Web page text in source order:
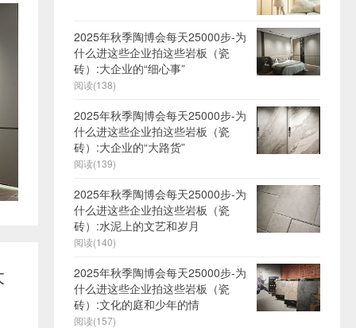
2025年秋季陶博会每天25000步-为
什么进这些企业拍这些岩板（瓷
砖）:大企业的“细心事”
阅读(138)
2025年秋季陶博会每天25000步-为
什么进这些企业拍这些岩板（瓷
砖）:大企业的“大路货”
阅读(139)
2025年秋季陶博会每天25000步-为
什么进这些企业拍这些岩板（瓷
砖）:水泥上的文艺和岁月
阅读(140)
2025年秋季陶博会每天25000步-为
什么进这些企业拍这些岩板（瓷
砖）:文化的庭和少年的情
阅读(157)